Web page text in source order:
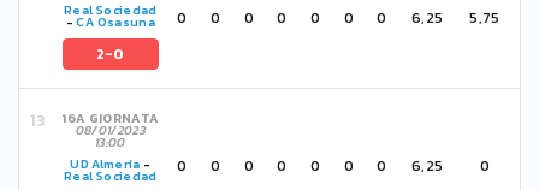
Real Sociedad
-CA Osasuna
2-0
0 0 0 0 0 0 0 6,25 5,75
16A GIORNATA
08/01/2023
13:00
UD Almería -
Real Sociedad 0 0 0 0 0 0 0 6,25 0